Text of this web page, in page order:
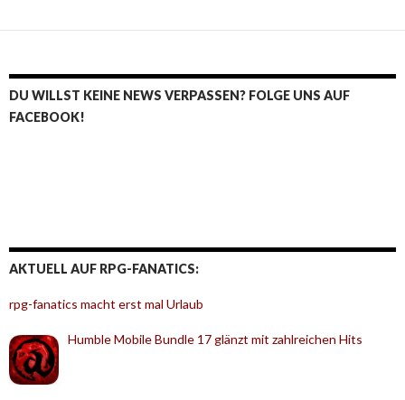
DU WILLST KEINE NEWS VERPASSEN? FOLGE UNS AUF
FACEBOOK!
AKTUELL AUF RPG-FANATICS:
rpg-fanatics macht erst mal Urlaub
Humble Mobile Bundle 17 glänzt mit zahlreichen Hits